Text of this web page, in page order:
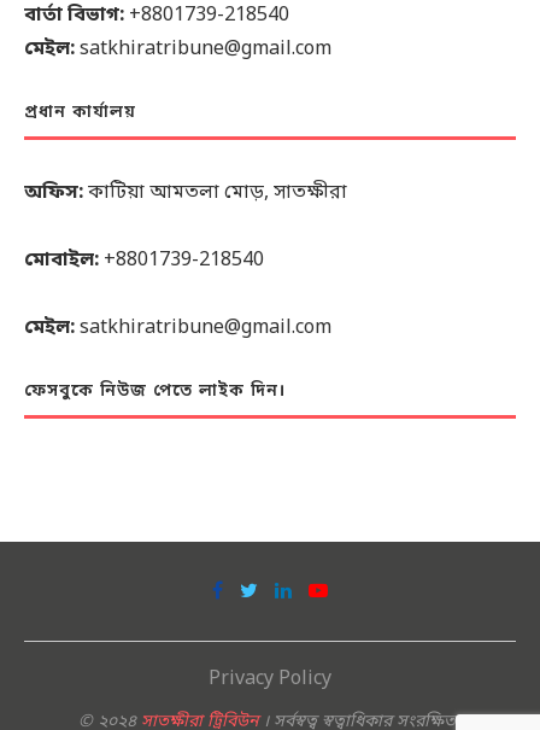
বার্তা বিভাগ: +8801739-218540
মেইল:satkhiratribune@gmail.com
প্রধান কার্যালয়
অফিস:কাটিয়া আমতলা মোড়, সাতক্ষীরা
মোবাইল: +8801739-218540
মেইল:satkhiratribune@gmail.com
ফেসবুকে নিউজ পেতে লাইক দিন।
Privacy Policy
© ২০২৪ সাতক্ষীরা ট্রিবিউন। সর্বস্বত্ব স্বত্বাধিকার সংরক্ষিত।